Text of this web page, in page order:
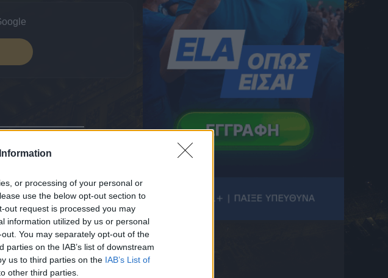
or processing of your personal or
use the below opt-out section to
out request is processed you may
information utilized by us or personal
You may separately opt-out of the
on the IAB’s list of downstream
us to third parties on the IAB’s List of
other third parties.
Πολύ υψηλός κίνδυνος πυρκαγιάς σήμερα –
Red Code για Αττική, Βοιωτία και Εύβοια
6 Αυγούστου 2026 06:09
Διακοπές ρεύματος σε 11 δήμους της
Αττικής την Πέμπτη (6/8)
6 Αυγούστου 2026 06:02
φιλικό με σκόρερ Νούνιες και Τσακμάκη, ο
Κέρκεζ έδωσε λεπτά στους μικρούς των
6 Αυγούστου 2026 00:12
6 Αυγούστου 2026 00:01
Εορτολόγιο: Ποιοι γιορτάζουν την Πέμπτη
6 Αυγούστου 2026 00:01
Μυστράς: Τι υποστηρίζει ο συνήγορος του
55χρονου που έκρυβε τον νεκρό πατέρα του